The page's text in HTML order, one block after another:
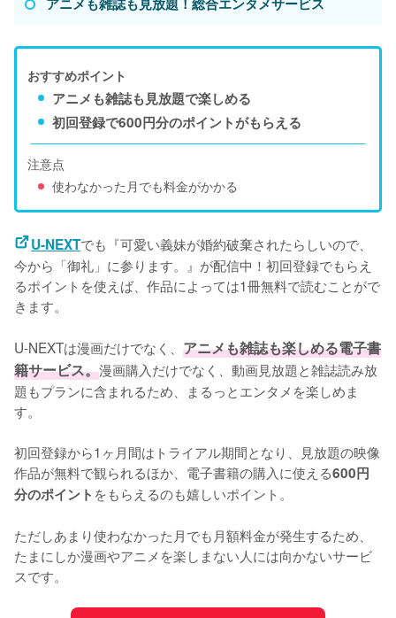
アニメも雑誌も見放題！総合エンタメサービス
おすすめポイント
アニメも雑誌も見放題で楽しめる
初回登録で600円分のポイントがもらえる
注意点
使わなかった月でも料金がかかる
U-NEXTでも『可愛い義妹が婚約破棄されたらしいので、
今から「御礼」に参ります。』が配信中！初回登録でもらえ
るポイントを使えば、作品によっては1冊無料で読むことがで
きます。
U-NEXTは漫画だけでなく、 アニメも雑誌も楽しめる電子書
籍サービス。漫画購入だけでなく、動画見放題と雑誌読み放
題もプランに含まれるため、まるっとエンタメを楽しめま
す。
初回登録から1ヶ月間はトライアル期間となり、見放題の映像
作品が無料で観られるほか、電子書籍の購入に使える600円
分のポイント をもらえるのも嬉しいポイント。
ただしあまり使わなかった月でも月額料金が発生するため、
たまにしか漫画やアニメを楽しまない人には向かないサービ
スです。